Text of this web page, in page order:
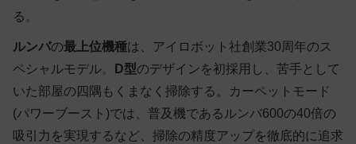
る。
ルンバの最上位機種は、アイロボット社創業30周年のス
ペシャルモデル。
D型のデザインを初採用し、苦手として
いた部屋の四隅もくまなく掃除する。カーペットモード
(パワーブースト)では、普及機であるルンバ600の40倍の
吸引力を実現するなど、掃除の精度アップを徹底的に追求